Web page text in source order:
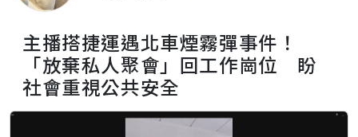
主播搭捷運遇北車煙霧彈事件！
「放棄私人聚會」回工作崗位 盼
社會重視公共安全